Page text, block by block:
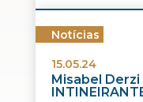
Notícias
15.05.24
Misabel Derzi